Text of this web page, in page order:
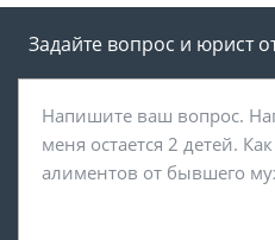
Задайте вопрос и юрист